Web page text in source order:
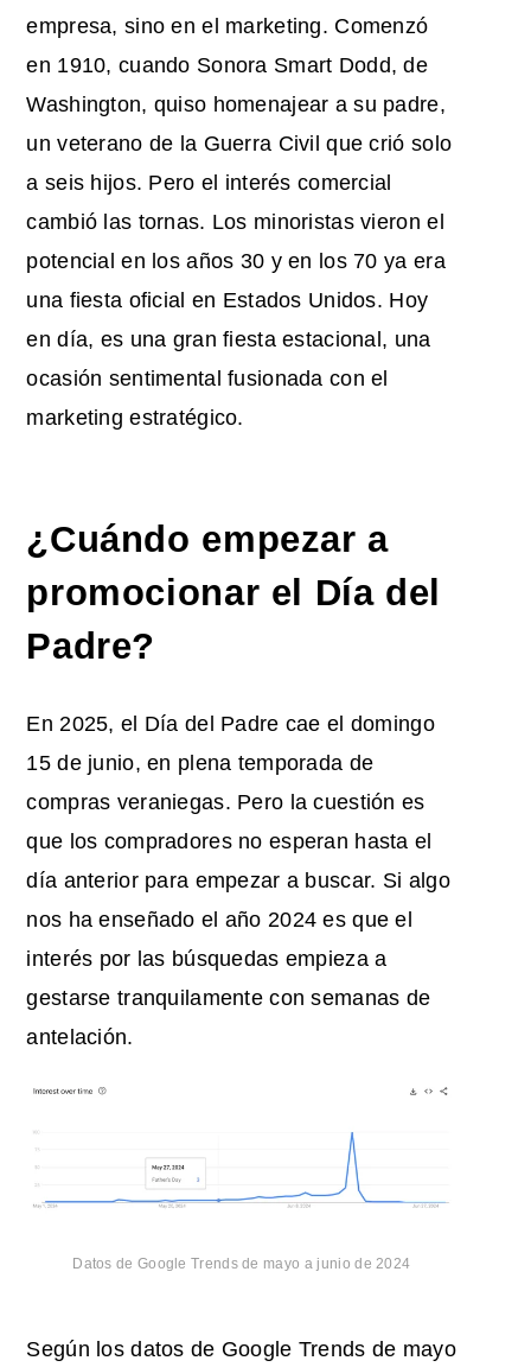
empresa, sino en el marketing. Comenzó
en 1910, cuando Sonora Smart Dodd, de
Washington, quiso homenajear a su padre,
un veterano de la Guerra Civil que crió solo
a seis hijos. Pero el interés comercial
cambió las tornas. Los minoristas vieron el
potencial en los años 30 y en los 70 ya era
una fiesta oficial en Estados Unidos. Hoy
en día, es una gran fiesta estacional, una
ocasión sentimental fusionada con el
marketing estratégico.
¿Cuándo empezar a
promocionar el Día del
Padre?
En 2025, el Día del Padre cae el domingo
15 de junio, en plena temporada de
compras veraniegas. Pero la cuestión es
que los compradores no esperan hasta el
día anterior para empezar a buscar. Si algo
nos ha enseñado el año 2024 es que el
interés por las búsquedas empieza a
gestarse tranquilamente con semanas de
antelación.
Datos de Google Trendsde mayo a junio de 2024
Según los datos de Google Trends de mayo